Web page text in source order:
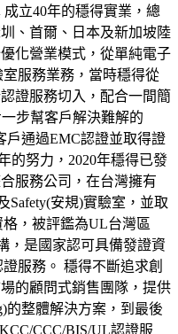
立40年的穩得實業，總
、首爾、日本及新加坡陸
化營業模式，從單純電子
服務業務，當時穩得從
證服務切入，配合一間簡
步幫客戶解決難解的
戶通過EMC認證並取得證
的努力，2020年穩得已發
服務公司，在台灣擁有
Safety(安規)實驗室，並取
，被評鑑為UL台灣區
，是國家認可具備發證資
服務。 穩得不斷追求創
的顧問式銷售團隊，提供
的整體解決方案，到最後
CCC/BIS/UL認證服